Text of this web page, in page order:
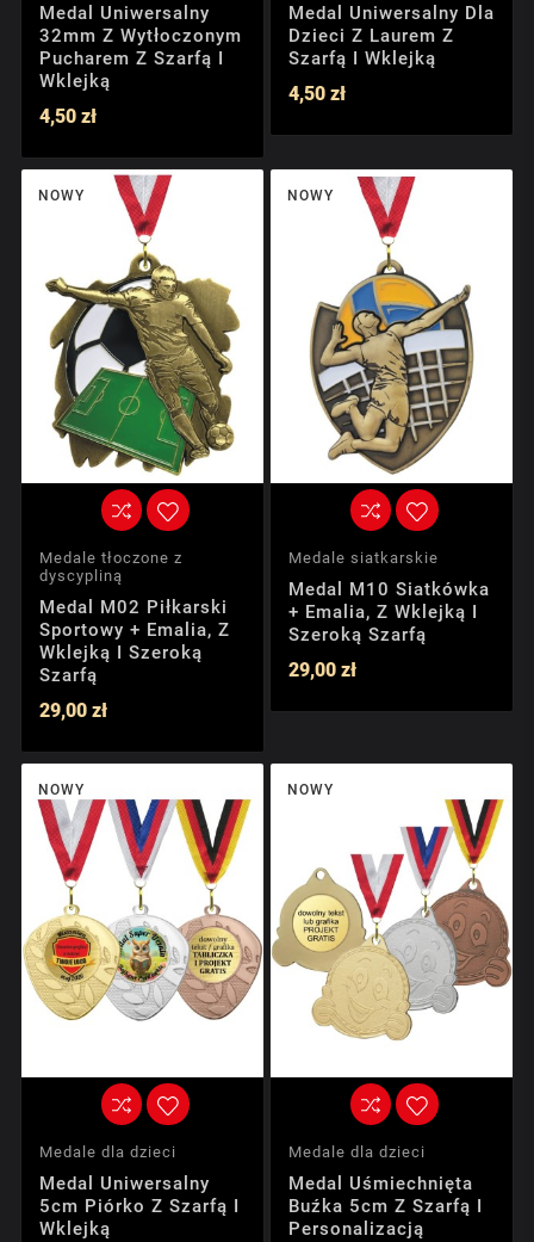
Medal Uniwersalny
32mm Z Wytłoczonym
Pucharem Z Szarfą I
Wklejką
4,50 zł
Medal Uniwersalny Dla
Dzieci Z Laurem Z
Szarfą I Wklejką
4,50 zł
NOWY
Medale tłoczone z
dyscypliną
Medal M02 Piłkarski
Sportowy + Emalia, Z
Wklejką I Szeroką
Szarfą
29,00 zł
NOWY
Medale siatkarskie
Medal M10 Siatkówka
+ Emalia, Z Wklejką I
Szeroką Szarfą
29,00 zł
NOWY
Medale dla dzieci
Medal Uniwersalny
5cm Piórko Z Szarfą I
Wklejką
NOWY
Medale dla dzieci
Medal Uśmiechnięta
Buźka 5cm Z Szarfą I
Personalizacją